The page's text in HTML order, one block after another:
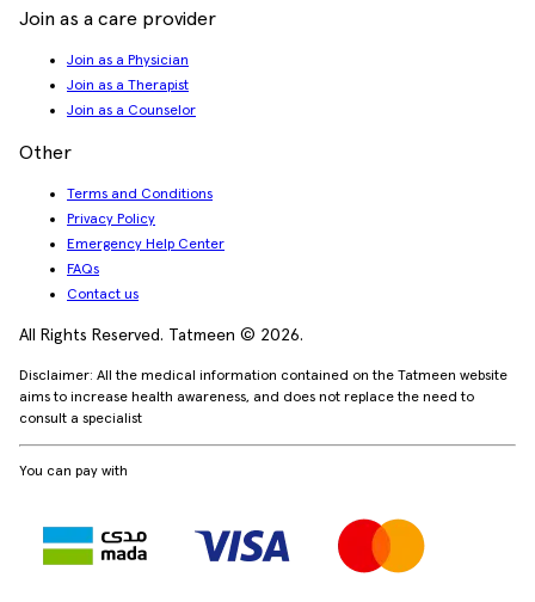
Join as a care provider
Join as a Physician
Join as a Therapist
Join as a Counselor
Other
Terms and Conditions
Privacy Policy
Emergency Help Center
FAQs
Contact us
All Rights Reserved. Tatmeen © 2026.
Disclaimer: All the medical information contained on the Tatmeen website
aims to increase health awareness, and does not replace the need to
consult a specialist
You can pay with